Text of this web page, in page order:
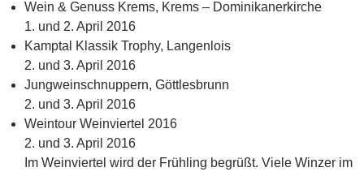
Wein & Genuss Krems, Krems – Dominikanerkirche
1. und 2. April 2016
Kamptal Klassik Trophy, Langenlois
2. und 3. April 2016
Jungweinschnuppern, Göttlesbrunn
2. und 3. April 2016
Weintour Weinviertel 2016
2. und 3. April 2016
Im Weinviertel wird der Frühling begrüßt. Viele Winzer im